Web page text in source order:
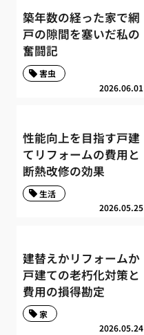
築年数の経った家で網
戸の隙間を塞いだ私の
奮闘記
2026.06.01
害虫
性能向上を目指す戸建
てリフォームの費用と
断熱改修の効果
2026.05.25
生活
建替えかリフォームか
戸建ての老朽化対策と
費用の損得勘定
2026.05.24
家